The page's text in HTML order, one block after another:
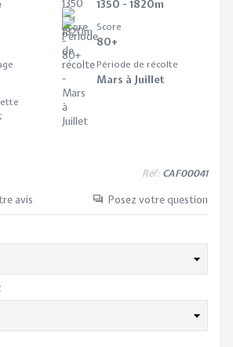
Réf: CAF00041
avis Posez votre question
1350 - 1820m
Score
80+
Période de récolte
Mars à Juillet